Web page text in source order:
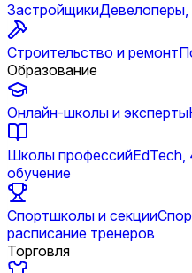
Застройщики
Строительство и ремонт
Образование
Онлайн-школы и эксперты
Школы профессий
обучение
Спортшколы и секции
расписание тренеров
Торговля